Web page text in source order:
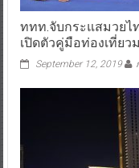
ททท.จับกระแสมวยไ
เปิดตัวคู่มือท่องเที่ยวม
September 12, 2019